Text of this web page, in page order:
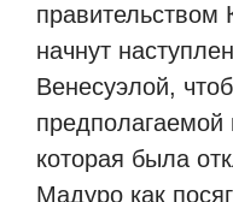
правительством
начнут
Венесуэлой,
которая была
Мадуро как